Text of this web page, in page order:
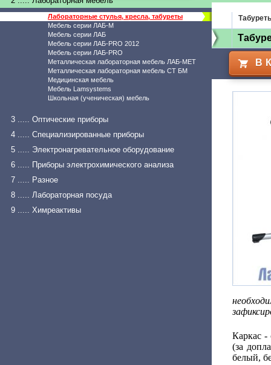
Лабораторные стулья, кресла, табуреты
Мебель серии ЛАБ-М
Мебель серии ЛАБ
Мебель серии ЛАБ-PRO 2012
Мебель серии ЛАБ-PRO
Металлическая лабораторная мебель ЛАБ-МЕТ
Металлическая лабораторная мебель СТ БМ
Медицинская мебель
Мебель Lamsystems
Школьная (ученическая) мебель
3 ..... Оптические приборы
4 ..... Специализированные приборы
5 ..... Электронагревательное оборудование
6 ..... Приборы электрохимического анализа
7 ..... Разное
8 ..... Лабораторная посуда
9 ..... Химреактивы
В
Каркас -
(за
белый,